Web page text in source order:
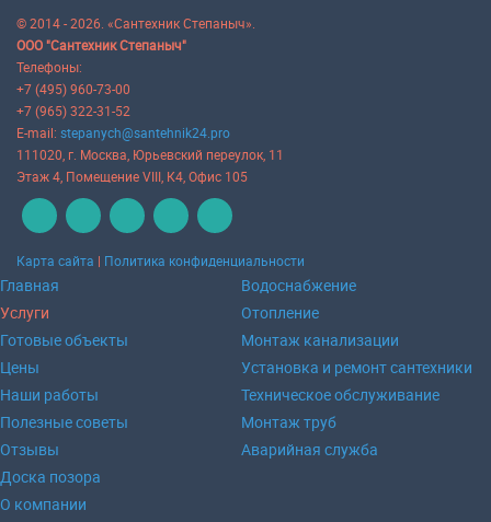
© 2014 - 2026. «Сантехник Степаныч».
ООО "Сантехник Степаныч"
Телефоны:
+7 (495) 960-73-00
+7 (965) 322-31-52
E-mail: stepanych@santehnik24.pro
111020 , г. Москва Юрьевский переулок, 11
Этаж 4, Помещение VIII, К4, Офис 105
Карта сайта | Политика конфиденциальности
Главная
Услуги
Готовые объекты
Цены
Наши работы
Полезные советы
Отзывы
Доска позора
О компании
Водоснабжение
Отопление
Монтаж канализации
Установка и ремонт сантехники
Техническое обслуживание
Монтаж труб
Аварийная служба